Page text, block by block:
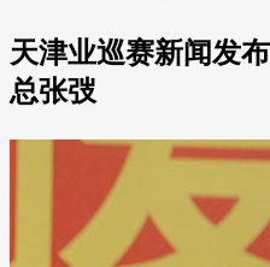
天津业巡赛新闻发
总张弢